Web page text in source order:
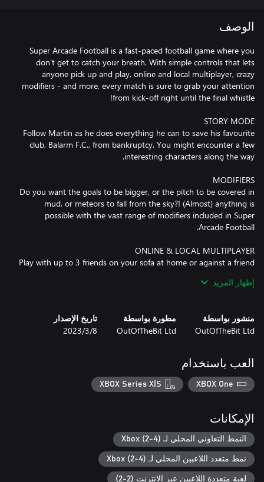
الوصف
Super Arcade Football is a fast-paced football game where you
don't get to catch your breath. With simple controls that lets
anyone pick up and play, online and local multiplayer, crazy
modifiers - and more, every match is sure to grab your attention
Follow Martin as he does everything he can to save his favourite
club, Balarm F.C., from bankruptcy. You might encounter a few
Do you want the goals to be bigger, or the pitch to be covered in
mud, or meteors to fall from the sky?! (Almost) anything is
possible with the vast range of modifiers included in Super
Play with up to 3 friends on your sofa at home or against a friend
Turbo, Lotus Turbo Challenge 2) has produced a unique
Play the league, knockout, or mixed format tournament of your
Manage your tactics to be more offensive or defensive
depending on how the game's going. You can also make
substitutions if one of your players gets injured or isn't
performing well.
إظهار المزيد
منشور بواسطة
OutOfTheBit Ltd
مطورة بواسطة
OutOfTheBit Ltd
تاريخ الإصدار
8‏/3‏/2023
العب باستخدام
XBOX One
XBOX Series X|S
الإمكانات
النمط التعاوني المحلي لـ Xbox (2-4)
نمط متعدد اللاعبين المحلي لـ Xbox (2-4)
لعبة متعددة اللاعبين عبر الإنترنت (2-2)